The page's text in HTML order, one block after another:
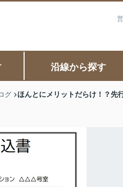
沿線から探す
グ ほんとにメリットだらけ！？先